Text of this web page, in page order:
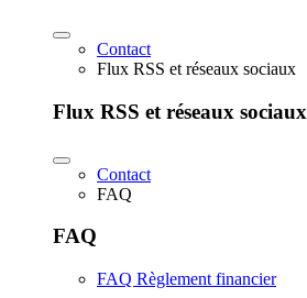
Contact
Flux RSS et réseaux sociaux
Flux RSS et réseaux sociaux
Contact
FAQ
FAQ
FAQ Règlement financier